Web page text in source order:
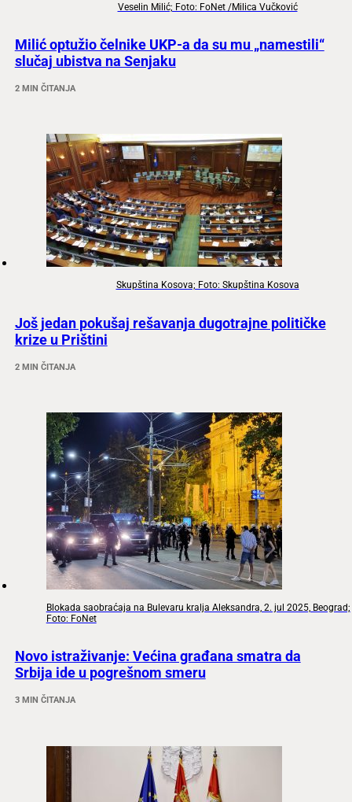
Veselin Milić; Foto: FoNet /Milica Vučković
Milić optužio čelnike UKP-a da su mu „namestili“
slučaj ubistva na Senjaku
2 MIN ČITANJA
Skupština Kosova; Foto: Skupština Kosova
Još jedan pokušaj rešavanja dugotrajne političke
krize u Prištini
2 MIN ČITANJA
Blokada saobraćaja na Bulevaru kralja Aleksandra, 2. jul 2025, Beograd;
Foto: FoNet
Novo istraživanje: Većina građana smatra da
Srbija ide u pogrešnom smeru
3 MIN ČITANJA